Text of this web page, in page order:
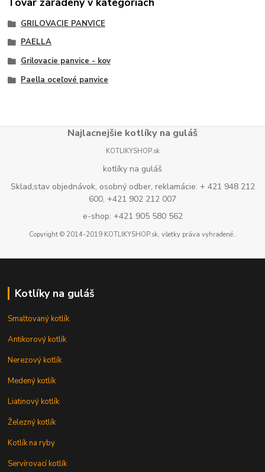
GRILOVACIE PANVICE
PAELLA
Grilovacie panvice - kov
Paella oceľové panvice
Najlacnejšie kotlíky na guláš
KOTLIKYSHOP.sk
kotlíky na guláš
Sklad,stav objednávok, osobný odber, reklamácie: + 421 948 212
600, +421 902 212 007
e-shop: +421 905 580 562
Copyright © 2014-2019 KOTLIKYSHOP.sk, všetky práva vyhradené..
Kotlíky na guláš
Smaltovaný kotlík
Antikorový kotlík
Nerezový kotlík
Medený kotlík
Liatinový kotlík
Železný kotlík
Kotlík na ryby
Servírovací kotlík